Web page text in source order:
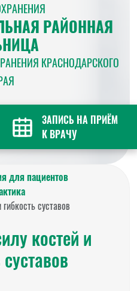
РАЙОННАЯ
КРАСНОДАРСКОГО
ЗАПИСЬ НА ПРИЁМ
К ВРАЧУ
для пациентов
суставов
костей и